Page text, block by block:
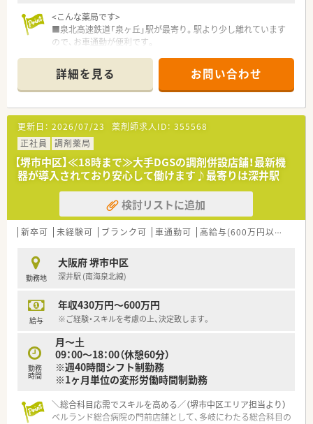
<こんな薬局です>
■泉北高速鉄道「泉ヶ丘」駅が最寄り。駅より少し離れています
ので、お車通勤が便利です。
<こんな企業です>
■全国で1,200店舗を超える調剤薬局・ドラッグストアを展開し
ています。
■患者様・お客様にとって「最も身近な医療人」として、地域医療
への貢献を掲げています。
■大手ならではの福利厚生、研修制度、資格支援制度が充実して
います。
■残業手当はもちろん、家族手当の支給、また、育児休暇（子が2
歳に達するまで）・時短勤務（小学校入学まで）や、各種資格支援制
度もございます。
詳細を見る お問い合わせ
更新日： 2026/07/23 薬剤師求人ID： 355568
正社員
調剤薬局
【堺市中区】≪18時まで≫大手DGSの調剤併設店舗！最新機
器が導入されており安心して働けます♪最寄りは深井駅
検討リストに追加
新卒可 未経験可 ブランク可 車通勤可 高給与(600万円以上)
勤務地
大阪府 堺市中区
深井駅 (南海泉北線)
給与
年収430万円～600万円
※ご経験・スキルを考慮の上、決定致します。
勤務
時間
月～土
09：00～18：00（休憩60分）
※週40時間シフト制勤務
※1ヶ月単位の変形労働時間制勤務
＼総合科目応需でスキルを高める／（堺市中区エリア担当より）
ベルランド総合病院の門前店舗として、多岐にわたる総合科目の